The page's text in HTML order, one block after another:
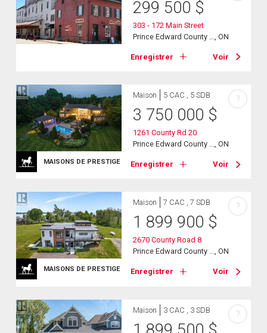
299 500 $
303 - 172 Main Street
Prince Edward County ..., ON
Enregistrer Voir
MAISONS DE PRESTIGE
Maison 5 CAC , 5 SDB
3 750 000 $
1261 County Rd 20
Prince Edward County ..., ON
Enregistrer Voir
?
MAISONS DE PRESTIGE
Maison 7 CAC , 7 SDB
1 899 900 $
2670 County Road 8
Prince Edward County ..., ON
Enregistrer Voir
?
Maison 3 CAC , 3 SDB ?